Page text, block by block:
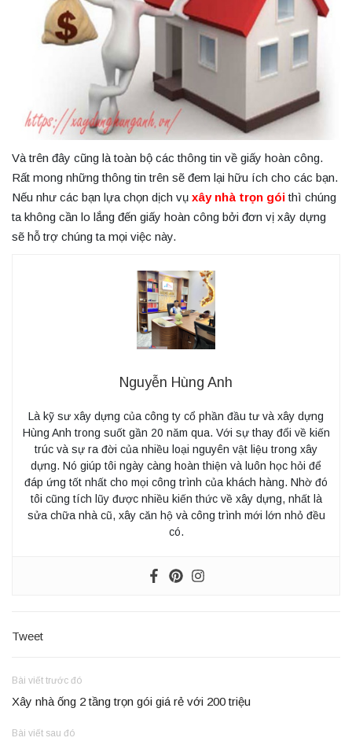
Và trên đây cũng là toàn bộ các thông tin về giấy hoàn công.
Rất mong những thông tin trên sẽ đem lại hữu ích cho các bạn.
Nếu như các bạn lựa chọn dịch vụ xây nhà trọn góithì chúng
ta không cần lo lắng đến giấy hoàn công bởi đơn vị xây dựng
sẽ hỗ trợ chúng ta mọi việc này.
Nguyễn Hùng Anh
Là kỹ sư xây dựng của công ty cổ phần đầu tư và xây dựng
Hùng Anh trong suốt gần 20 năm qua. Với sự thay đổi về kiến
trúc và sự ra đời của nhiều loại nguyên vật liệu trong xây
dựng. Nó giúp tôi ngày càng hoàn thiện và luôn học hỏi để
đáp ứng tốt nhất cho mọi công trình của khách hàng. Nhờ đó
tôi cũng tích lũy được nhiều kiến thức về xây dựng, nhất là
sửa chữa nhà cũ, xây căn hộ và công trình mới lớn nhỏ đều
có.
Tweet
Bài viết trước đó
Xây nhà ống 2 tầng trọn gói giá rẻ với 200 triệu
Bài viết sau đó